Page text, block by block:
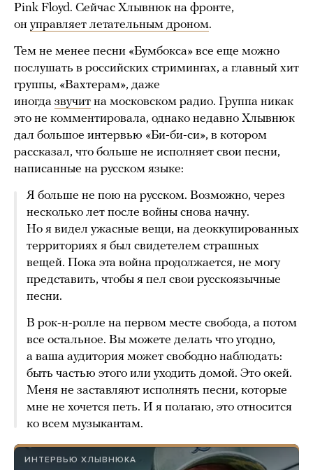
Pink Floyd. Сейчас Хлывнюк на фронте,
он управляет летательным дроном.
Тем не менее песни «Бумбокса» все еще можно
послушать в российских стримингах, а главный хит
группы, «Вахтерам», даже
иногда звучит на московском радио. Группа никак
это не комментировала, однако недавно Хлывнюк
дал большое интервью «Би-би-си», в котором
рассказал, что больше не исполняет свои песни,
написанные на русском языке:
Я больше не пою на русском. Возможно, через
несколько лет после войны снова начну.
Но я видел ужасные вещи, на деоккупированных
территориях я был свидетелем страшных
вещей. Пока эта война продолжается, не могу
представить, чтобы я пел свои русскоязычные
песни.
В рок-н-ролле на первом месте свобода, а потом
все остальное. Вы можете делать что угодно,
а ваша аудитория может свободно наблюдать:
быть частью этого или уходить домой. Это окей.
Меня не заставляют исполнять песни, которые
мне не хочется петь. И я полагаю, это относится
ко всем музыкантам.
ИНТЕРВЬЮ ХЛЫВНЮКА